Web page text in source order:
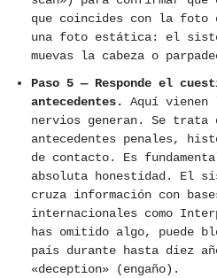
que coincides con la foto
una foto estática: el
muevas la cabeza o
Paso 5 — Responde el
antecedentes.
Aquí vienen
nervios generan. Se trata
antecedentes penales,
de contacto. Es
absoluta honestidad. El
cruza información con
internacionales como
has omitido algo, puede
país durante hasta diez
«deception» (engaño).